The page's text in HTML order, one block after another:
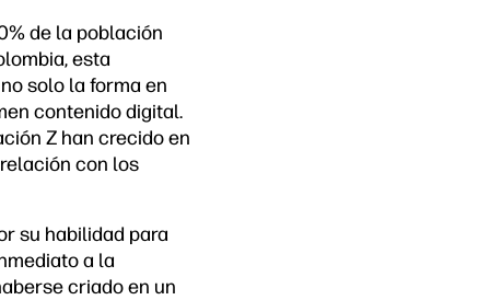
de la población
esta
solo la forma en
contenido digital.
Z han crecido en
con los
su habilidad para
a la
criado en un